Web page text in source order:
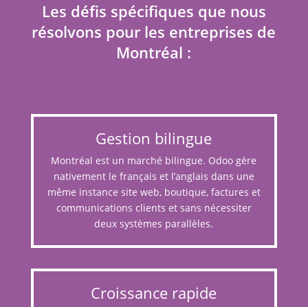
Les défis spécifiques que nous
résolvons pour les entreprises de
Montréal :
Gestion bilingue
Montréal est un marché bilingue. Odoo gère
nativement le français et l’anglais dans une
même instance site web, boutique, factures et
communications clients et sans nécessiter
deux systèmes parallèles.
Croissance rapide